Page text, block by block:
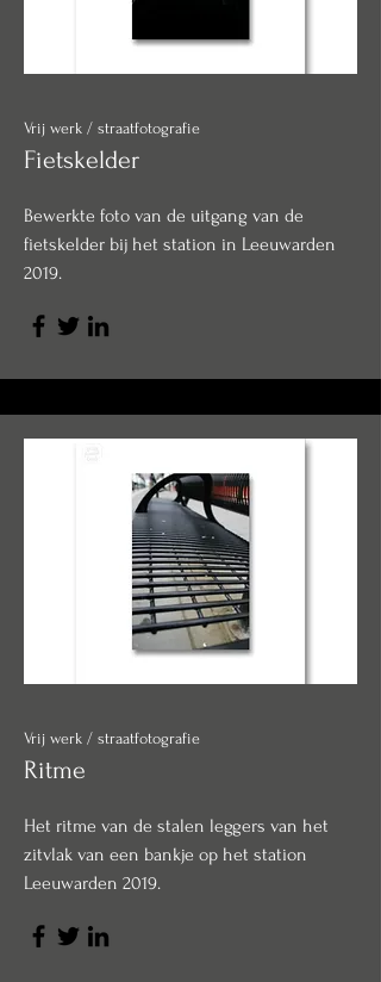
Vrij werk / straatfotografie
Fietskelder
Bewerkte foto van de uitgang van de
fietskelder bij het station in Leeuwarden
2019.
Vrij werk / straatfotografie
Ritme
Het ritme van de stalen leggers van het
zitvlak van een bankje op het station
Leeuwarden 2019.